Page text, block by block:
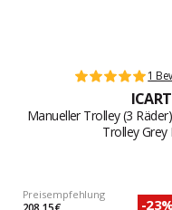
1
ICART
Manueller Trolley (3
Trolley Grey
Preisempfehlung
-